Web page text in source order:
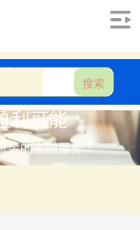
搜索
利可能
金的金融服务！